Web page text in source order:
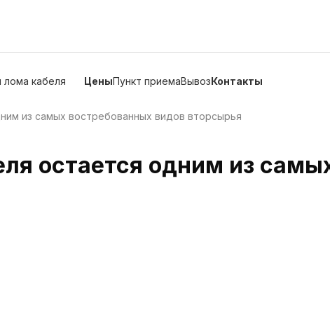
кабеля ЦеныПункт приемаВывозКонтакты
из самых востребованных видов вторсырья
остается одним из